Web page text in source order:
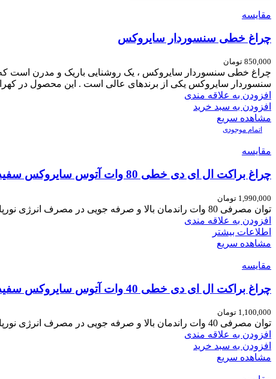
مقایسه
چراغ خطی سنسوردار سایروکس
850,000 تومان
چراغ خطی سنسوردار سایروکس ، یک روشنایی باریک و مدرن است
سنسوردار سایروکس یکی از برندهای عالی است . این محصول در
افزودن به علاقه مندی
افزودن به سبد خرید
مشاهده سریع
اتمام موجودی
مقایسه
چراغ براکت ال ای دی خطی 80 وات آتوس سایروکس سفید
1,990,000 تومان
توان مصرفی 80 وات راندمان بالا و صرفه جویی در مصرف انرژی نورپاک و عاری از پرتوهای مادون قرمزIR و
افزودن به علاقه مندی
اطلاعات بیشتر
مشاهده سریع
مقایسه
چراغ براکت ال ای دی خطی 40 وات آتوس سایروکس سفید
1,100,000 تومان
توان مصرفی 40 وات راندمان بالا و صرفه جویی در مصرف انرژی نورپاک و عاری از پرتوهای مادون قرمزIR و
افزودن به علاقه مندی
افزودن به سبد خرید
مشاهده سریع